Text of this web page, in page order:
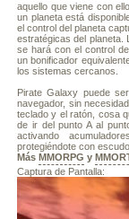
aquello que viene con
un planeta está
el control del planeta
estratégicas del planeta.
se hará con el control
un bonificador
los sistemas cercanos.
Pirate Galaxy puede
navegador, sin
teclado y el ratón, cosa
de ir del punto A al
activando
protegiéndote con
Más MMORPG y
Captura de Pantalla: